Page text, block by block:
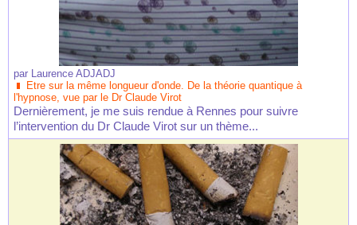
par Laurence ADJADJ
Etre sur la même longueur d'onde. De la théorie quantique à
l'hypnose, vue par le Dr Claude Virot
Dernièrement, je me suis rendue à Rennes pour suivre
l’intervention du Dr Claude Virot sur un thème...